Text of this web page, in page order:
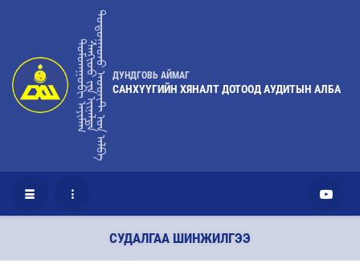
ᠳᠤᠮᠳᠠᠭᠣᠪᠢ ᠠᠶᠢᠮᠠᠭᠰᠠᠩᢈᠦᠦ ᠶ᠋ᠢᠨ ᢈᠢᠨᠠᠯᠲᠠᠳᠣᠲᠤᠭᠠᠳᠤ ᠠᠦᠳᠢᠲ ᠤ᠋ᠨ ᠠᠯᠪᠠ ДУНДГОВЬ АЙМАГ
САНХҮҮГИЙН ХЯНАЛТ ДОТООД АУДИТЫН АЛБА
СУДАЛГАА ШИНЖИЛГЭЭ